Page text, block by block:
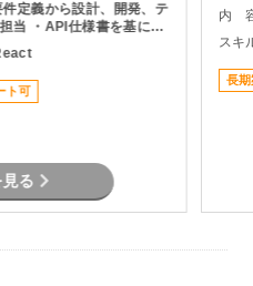
定義から設計、開発、テ
当 ・API仕様書を基にし
設計 ・設計書作成およ
・プロジェクト管理支援
関係者調整） ・品質管理
ト可
る
内
スキ
長期